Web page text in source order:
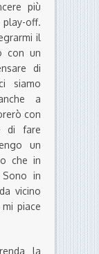
più
off.
il
con un
di
siamo
a
con
di fare
un
che in
in
vicino
piace
la